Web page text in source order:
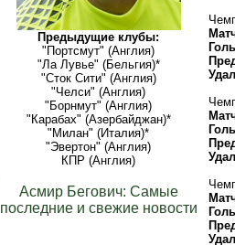
Предыдущие клубы:
"Портсмут" (Англия)
"Ла Лувье" (Бельгия)*
"Сток Сити" (Англия)
"Челси" (Англия)
"Борнмут" (Англия)
"Карабах" (Азербайджан)*
"Милан" (Италия)*
"Эвертон" (Англия)
КПР (Англия)
Асмир Бегович: Самые
последние и свежие новости